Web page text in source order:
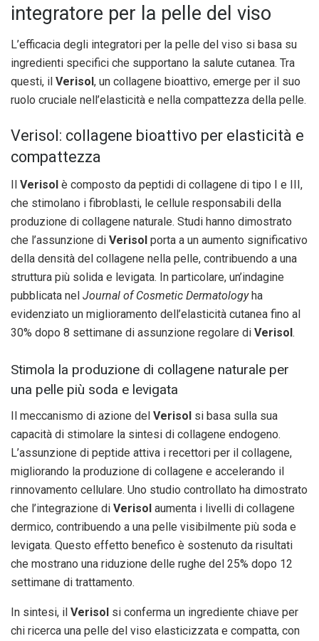
integratore per la pelle del viso
L’efficacia degli integratori per la pelle del viso si basa su
ingredienti specifici che supportano la salute cutanea. Tra
questi, il Verisol , un collagene bioattivo, emerge per il suo
ruolo cruciale nell’elasticità e nella compattezza della pelle.
Verisol: collagene bioattivo per elasticità e
compattezza
Il Verisol è composto da peptidi di collagene di tipo I e III,
che stimolano i fibroblasti, le cellule responsabili della
produzione di collagene naturale. Studi hanno dimostrato
che l’assunzione di Verisol porta a un aumento significativo
della densità del collagene nella pelle, contribuendo a una
struttura più solida e levigata. In particolare, un’indagine
pubblicata nel Journal of Cosmetic Dermatologyha
evidenziato un miglioramento dell’elasticità cutanea fino al
30% dopo 8 settimane di assunzione regolare di Verisol.
Stimola la produzione di collagene naturale per
una pelle più soda e levigata
Il meccanismo di azione del Verisol si basa sulla sua
capacità di stimolare la sintesi di collagene endogeno.
L’assunzione di peptide attiva i recettori per il collagene,
migliorando la produzione di collagene e accelerando il
rinnovamento cellulare. Uno studio controllato ha dimostrato
che l’integrazione di Verisol aumenta i livelli di collagene
dermico, contribuendo a una pelle visibilmente più soda e
levigata. Questo effetto benefico è sostenuto da risultati
che mostrano una riduzione delle rughe del 25% dopo 12
settimane di trattamento.
In sintesi, il Verisol si conferma un ingrediente chiave per
chi ricerca una pelle del viso elasticizzata e compatta, con